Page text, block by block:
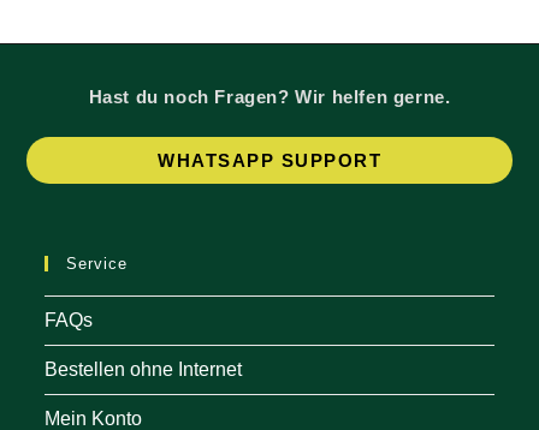
Hast du noch Fragen? Wir helfen gerne.
WHATSAPP SUPPORT
Service
FAQs
Bestellen ohne Internet
Mein Konto